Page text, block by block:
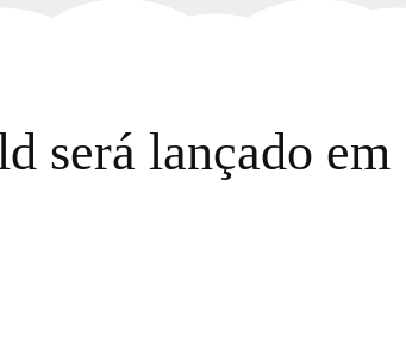
será lançado